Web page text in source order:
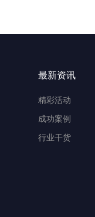
最新资讯
精彩活动
成功案例
行业干货